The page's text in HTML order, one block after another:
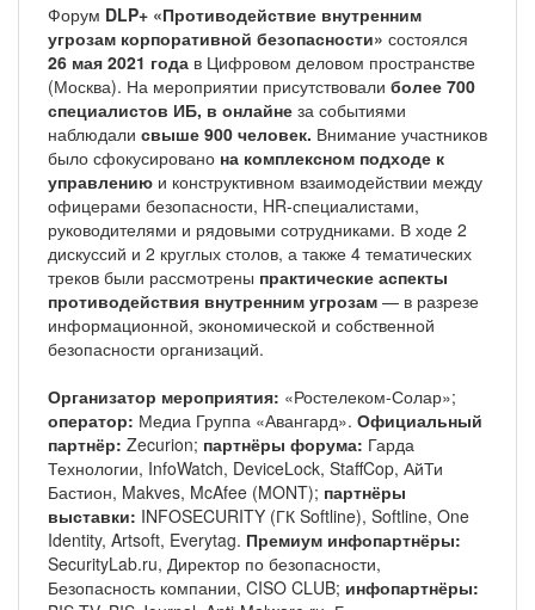
Форум DLP+ «Противодействие внутренним
угрозам корпоративной безопасности» состоялся
26 мая 2021 года в Цифровом деловом пространстве
(Москва). На мероприятии присутствовали более 700
специалистов ИБ, в онлайне за событиями
наблюдали свыше 900 человек. Внимание участников
было сфокусировано на комплексном подходе к
управлению и конструктивном взаимодействии между
офицерами безопасности, HR-специалистами,
руководителями и рядовыми сотрудниками. В ходе 2
дискуссий и 2 круглых столов, а также 4 тематических
треков были рассмотрены практические аспекты
противодействия внутренним угрозам — в разрезе
информационной, экономической и собственной
безопасности организаций.
Организатор мероприятия: «Ростелеком-Солар»;
оператор: Медиа Группа «Авангард». Официальный
партнёр: Zecurion; партнёры форума: Гарда
Технологии, InfoWatch, DeviceLock, StaffCop, АйТи
Бастион, Makves, McAfee (MONT); партнёры
выставки: INFOSECURITY (ГК Softline), Softline, One
Identity, Artsoft, Everytag. Премиум инфопартнёры:
SecurityLab.ru, Директор по безопасности,
Безопасность компании, CISO CLUB; инфопартнёры: